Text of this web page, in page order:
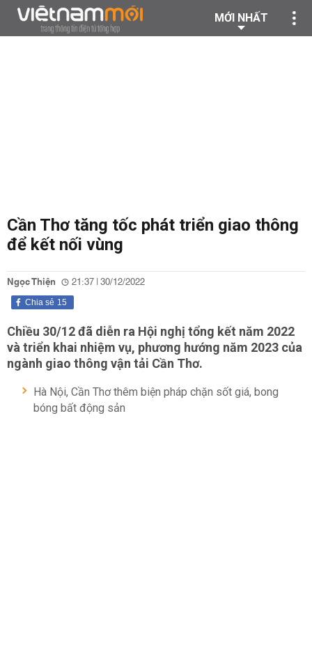
MỚI NHẤT
Cần Thơ tăng tốc phát triển giao thông
để kết nối vùng
Ngọc Thiện 21:37 | 30/12/2022
15
Chia sẻ
Chiều 30/12 đã diễn ra Hội nghị tổng kết năm 2022
và triển khai nhiệm vụ, phương hướng năm 2023 của
ngành giao thông vận tải Cần Thơ.
Hà Nội, Cần Thơ thêm biện pháp chặn sốt giá, bong
bóng bất động sản